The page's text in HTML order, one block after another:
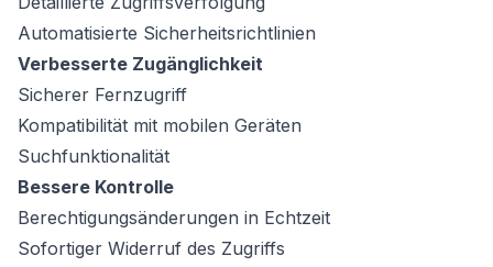
Automatisierte Sicherheitsrichtlinien
Verbesserte Zugänglichkeit
Sicherer Fernzugriff
Kompatibilität mit mobilen Geräten
Suchfunktionalität
Bessere Kontrolle
Berechtigungsänderungen in Echtzeit
Sofortiger Widerruf des Zugriffs